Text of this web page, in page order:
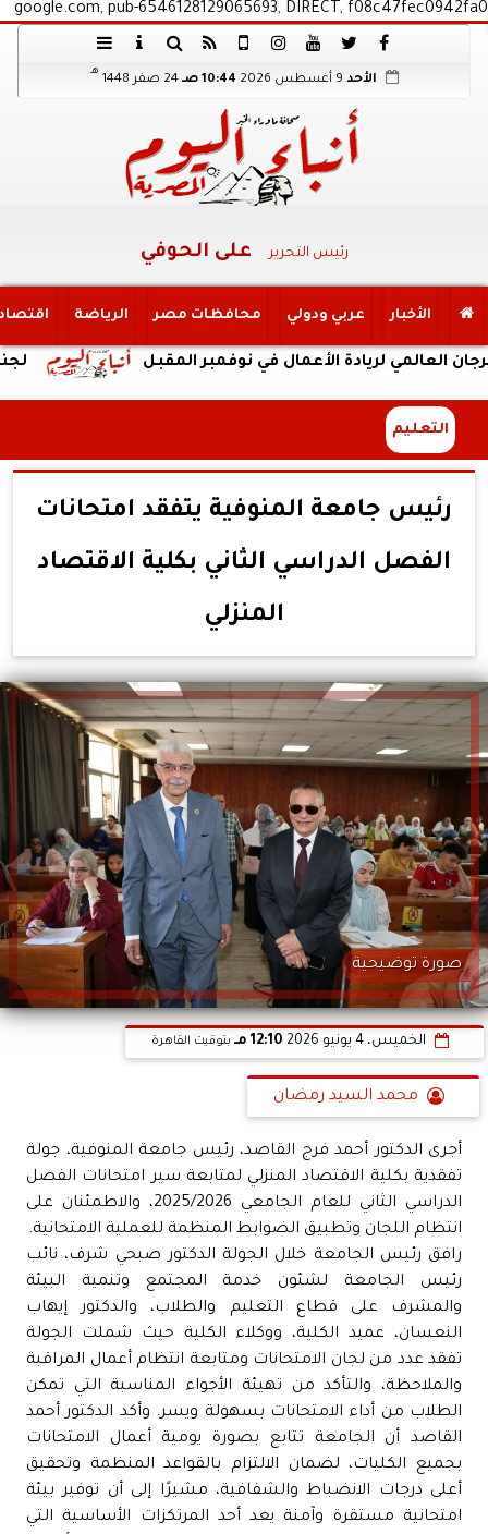
google.com, pub-6546128129065693, DIRECT, f08c47fec0942fa0
الأحد 10:44 صـ 24 صفر 1448
هـ
رئيس التحرير على الحوفي
الأخبار عربي ودولي محافظات مصر الرياضة
لجنة إدارة الأزمات باتحاد لريادة الأعمال في نوفمبر المقبل
التعليم
رئيس جامعة المنوفية يتفقد امتحانات
الفصل الدراسي الثاني بكلية الاقتصاد
المنزلي
صورة توضيحية
الخميس، 4 يونيو 2026 12:10 مـ بتوقيت القاهرة
محمد السيد رمضان
أجرى الدكتور أحمد فرج القاصد، رئيس جامعة المنوفية، جولة
تفقدية بكلية الاقتصاد المنزلي لمتابعة سير امتحانات الفصل
الدراسي الثاني للعام الجامعي 2025/2026، والاطمئنان على
انتظام اللجان وتطبيق الضوابط المنظمة للعملية الامتحانية.
رافق رئيس الجامعة خلال الجولة الدكتور صبحي شرف، نائب
رئيس الجامعة لشئون خدمة المجتمع وتنمية البيئة
والمشرف على قطاع التعليم والطلاب، والدكتور إيهاب
النعسان، عميد الكلية، ووكلاء الكلية حيث شملت الجولة
تفقد عدد من لجان الامتحانات ومتابعة انتظام أعمال المراقبة
والملاحظة، والتأكد من تهيئة الأجواء المناسبة التي تمكن
الطلاب من أداء الامتحانات بسهولة ويسر. وأكد الدكتور أحمد
القاصد أن الجامعة تتابع بصورة يومية أعمال الامتحانات
بجميع الكليات، لضمان الالتزام بالقواعد المنظمة وتحقيق
أعلى درجات الانضباط والشفافية، مشيرًا إلى أن توفير بيئة
امتحانية مستقرة وآمنة يعد أحد المرتكزات الأساسية التي